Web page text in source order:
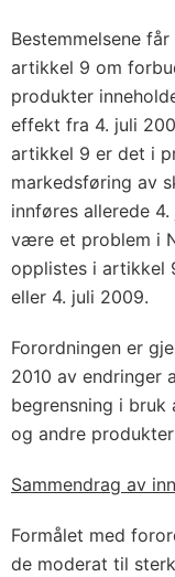
Bestemmelsene
artikkel 9 om
produkter
effekt fra 4. juli
artikkel 9 er det i
markedsføring av
innføres allerede
være et problem i
opplistes i artikkel
eller 4. juli 2009.
Forordningen er
2010 av endringer
begrensning i
og andre
Sammendrag av
Formålet med
de moderat til